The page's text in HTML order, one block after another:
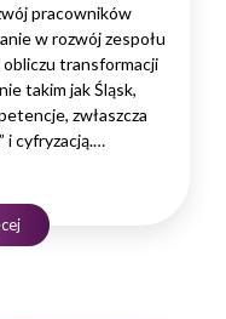
pracowników
w rozwój zespołu
obliczu transformacji
takim jak Śląsk,
zwłaszcza
i cyfryzacją.
rynku.
wartość firmy